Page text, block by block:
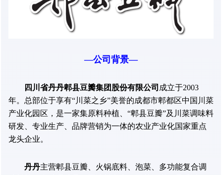
—公司背景—
四川省丹丹郫县豆瓣集团股份有限公司 成立于2003
年。总部位于享有“川菜之乡”美誉的成都市郫都区中国川菜
产业化园区，是一家集原料种植、“郫县豆瓣”及川菜调味料
研发、专业生产、品牌营销为一体的农业产业化国家重点
龙头企业。
丹丹主营郫县豆瓣、火锅底料、泡菜、多功能复合调